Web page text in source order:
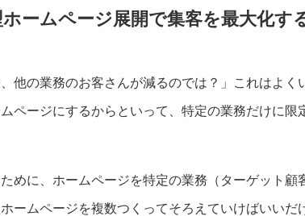
ームページ展開で集客を最大化す
他の業務のお客さんが減るのでは？」これはよく
ページにするからといって、特定の業務だけに限
めに、ホームページを特定の業務（ターゲット顧
ームページを複数つくってそろえていけばいいだ